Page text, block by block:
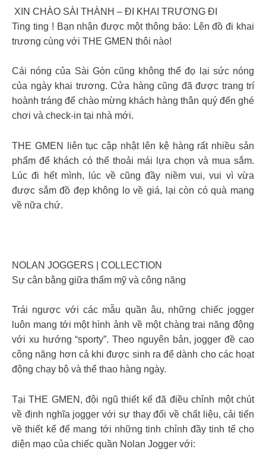
️ XIN CHÀO SÀI THÀNH – ĐI KHAI TRƯƠNG ĐI ️
Ting ting ! Bạn nhận được một thông báo: Lên đồ đi khai
trương cùng với THE GMEN thôi nào!
Cái nóng của Sài Gòn cũng không thể đọ lại sức nóng
của ngày khai trương. Cửa hàng cũng đã được trang trí
hoành tráng để chào mừng khách hàng thân quý đến ghé
chơi và check-in tại nhà mới.
THE GMEN liên tục cập nhật lên kệ hàng rất nhiều sản
phẩm để khách có thể thoải mái lựa chọn và mua sắm.
Lúc đi hết mình, lúc về cũng đầy niềm vui, vui vì vừa
được sắm đồ đẹp không lo về giá, lại còn có quà mang
về nữa chứ.
NOLAN JOGGERS | COLLECTION
Sự cân bằng giữa thẩm mỹ và công năng
Trái ngược với các mẫu quần âu, những chiếc jogger
luôn mang tới một hình ảnh về một chàng trai năng động
với xu hướng “sporty”. Theo nguyên bản, jogger đề cao
công năng hơn cả khi được sinh ra để dành cho các hoạt
động chạy bộ và thể thao hàng ngày.
Tại THE GMEN, đội ngũ thiết kế đã điều chỉnh một chút
về định nghĩa jogger với sự thay đổi về chất liệu, cải tiến
về thiết kế để mang tới những tinh chỉnh đầy tinh tế cho
diện mạo của chiếc quần Nolan Jogger với: